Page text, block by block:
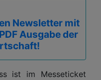
Newsletter mit
Ausgabe der
ist im Messeticket